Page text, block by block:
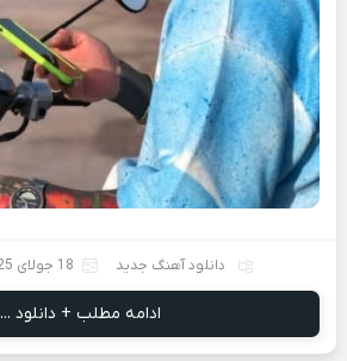
دانلود آهنگ جدید 18 جولای 2025
ادامه مطلب + دانلود ...